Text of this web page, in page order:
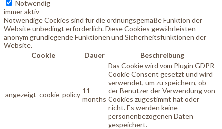
Notwendig
immer aktiv
Notwendige Cookies sind für die ordnungsgemäße Funktion der
Website unbedingt erforderlich. Diese Cookies gewährleisten
anonym grundlegende Funktionen und Sicherheitsfunktionen der
Website.
Cookie
Dauer Beschreibung
angezeigt_cookie_policy 11
months
Das Cookie wird vom Plugin GDPR
Cookie Consent gesetzt und wird
verwendet, um zu speichern, ob
der Benutzer der Verwendung von
Cookies zugestimmt hat oder
nicht. Es werden keine
personenbezogenen Daten
gespeichert.